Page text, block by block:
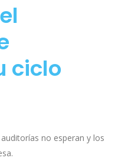
ciclo
no esperan y los